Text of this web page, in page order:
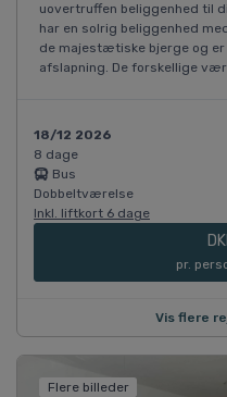
uovertruffen beliggenhed til
har en solrig beliggenhed
de majestætiske bjerge og
afslapning. De forskellige
18/12 2026
8 dage
Bus
Dobbeltværelse
Inkl. liftkort 6 dage
pr.
Vis flere
Flere billeder